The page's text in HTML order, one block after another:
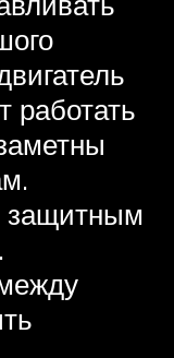
работать
защитным